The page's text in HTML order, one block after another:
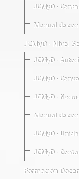
JCMyD ·
Manual de
JCMyD · Nivel
JCMyD ·
JCMyD ·
JCMyD ·
Manual de
JCMyD ·
JCMyD ·
Formación